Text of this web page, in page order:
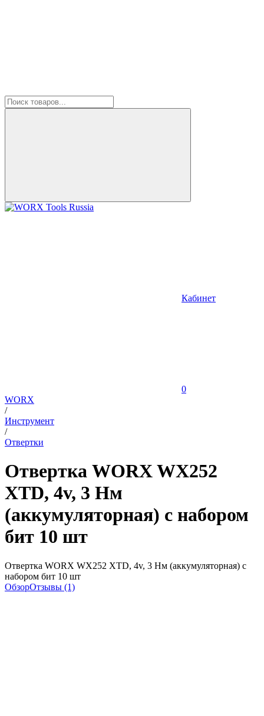
Кабинет
0
WORX
/
Инструмент
/
Отвертки
Отвертка WORX WX252
XTD, 4v, 3 Нм
(аккумуляторная) с набором
бит 10 шт
Отвертка WORX WX252 XTD, 4v, 3 Нм (аккумуляторная) с
набором бит 10 шт
ОбзорОтзывы (1)